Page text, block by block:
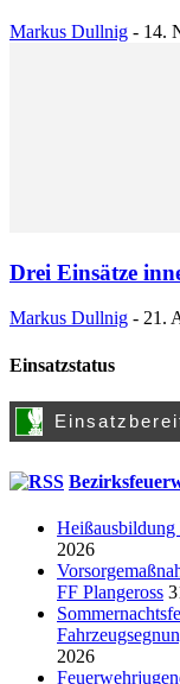
Markus Dullnig - 14.
Drei Einsätze
Markus Dullnig - 21.
Einsatzstatus
2026
FF Plangeross
2026